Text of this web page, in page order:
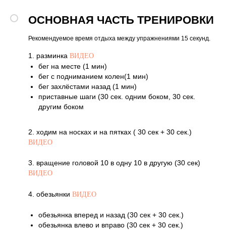
ОСНОВНАЯ ЧАСТЬ ТРЕНИРОВКИ
Рекомендуемое время отдыха между упражнениями 15 секунд.
1. разминка ВИДЕО
бег на месте (1 мин)
бег с подниманием колен(1 мин)
бег захлёстами назад (1 мин)
приставные шаги (30 сек. одним боком, 30 сек.
другим боком
2. ходим на носках и на пятках ( 30 сек + 30 сек.)
ВИДЕО
3. вращение головой 10 в одну 10 в другую (30 сек)
ВИДЕО
4. обезьянки ВИДЕО
обезьянка вперед и назад (30 сек + 30 сек.)
обезьянка влево и вправо (30 сек + 30 сек.)